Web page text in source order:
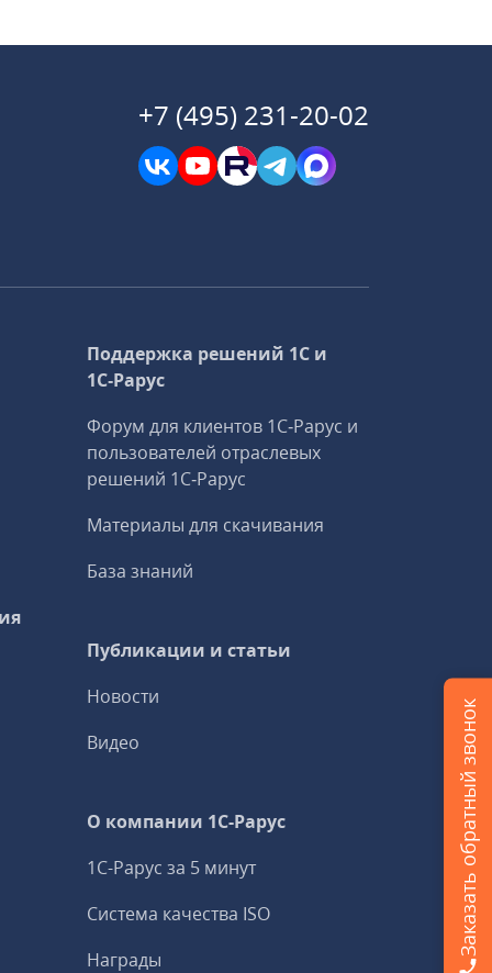
+7 (495) 231-20-02
Поддержка решений 1С и
1С‑Рарус
Форум для клиентов 1С‑Рарус и
пользователей отраслевых
решений 1С‑Рарус
Материалы для скачивания
База знаний
Публикации и статьи
Новости
Видео
О компании 1C-Рарус
1С-Рарус за 5 минут
Система качества ISO
Награды
Заказать обратный звонок